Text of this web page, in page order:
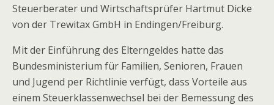
Steuerberater und Wirtschaftsprüfer Hartmut Dicke
von der Trewitax GmbH in Endingen/Freiburg.
Mit der Einführung des Elterngeldes hatte das
Bundesministerium für Familien, Senioren, Frauen
und Jugend per Richtlinie verfügt, dass Vorteile aus
einem Steuerklassenwechsel bei der Bemessung des